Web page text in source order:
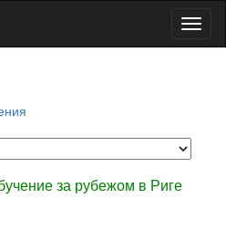
за рубежом в Риге